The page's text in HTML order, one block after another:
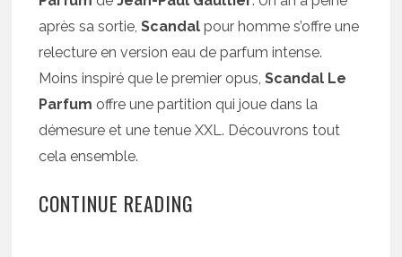
après sa sortie,Scandal pour homme s’offre une
relecture en version eau de parfum intense.
Moins inspiré que le premier opus,Scandal Le
Parfum offre une partition qui joue dans la
démesure et une tenue XXL. Découvrons tout
cela ensemble.
CONTINUE READING